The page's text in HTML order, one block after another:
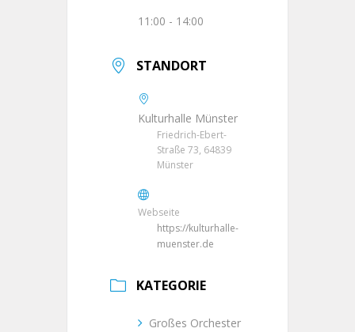
11:00 - 14:00
STANDORT
Kulturhalle Münster
Friedrich-Ebert-
Straße 73, 64839
Münster
Webseite
https://kulturhalle-
muenster.de
KATEGORIE
Großes Orchester